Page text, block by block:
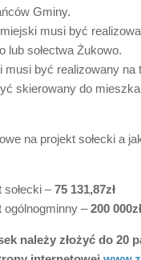
Gminy.
musi być
lub sołectwa Żukowo.
musi być realizowany na
skierowany do
na projekt sołecki a
sołecki –75 131,87zł
ogólnogminny –200 000zł
należy złożyć do 20